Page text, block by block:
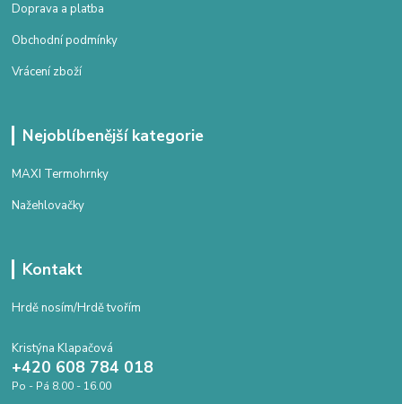
Doprava a platba
Obchodní podmínky
Vrácení zboží
Nejoblíbenější kategorie
MAXI Termohrnky
Nažehlovačky
Kontakt
Hrdě nosím/Hrdě tvořím
Kristýna Klapačová
+420 608 784 018
Po - Pá 8.00 - 16.00